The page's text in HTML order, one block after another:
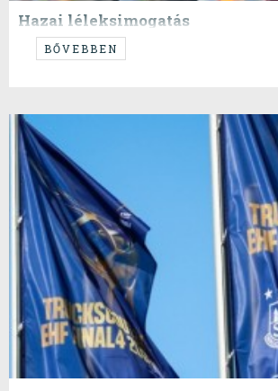
Hazai léleksimogatás
...kellett ez!
BŐVEBBEN